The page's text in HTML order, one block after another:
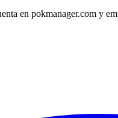
en pokmanager.com y